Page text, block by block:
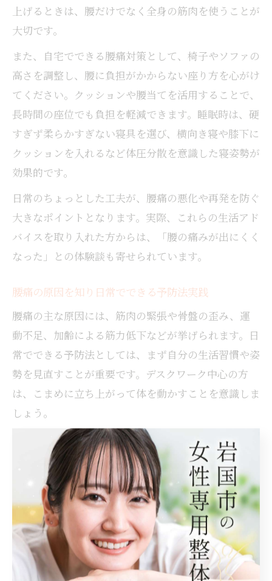
上げるときは、腰だけでなく全身の筋肉を使うことが
大切です。
また、自宅でできる腰痛対策として、椅子やソファの
高さを調整し、腰に負担がかからない座り方を心がけ
てください。クッションや腰当てを活用することで、
長時間の座位でも負担を軽減できます。睡眠時は、硬
すぎず柔らかすぎない寝具を選び、横向き寝や膝下に
クッションを入れるなど体圧分散を意識した寝姿勢が
効果的です。
日常のちょっとした工夫が、腰痛の悪化や再発を防ぐ
大きなポイントとなります。実際、これらの生活アド
バイスを取り入れた方からは、「腰の痛みが出にくく
なった」との体験談も寄せられています。
腰痛の原因を知り日常でできる予防法実践
腰痛の主な原因には、筋肉の緊張や骨盤の歪み、運
動不足、加齢による筋力低下などが挙げられます。日
常でできる予防法としては、まず自分の生活習慣や姿
勢を見直すことが重要です。デスクワーク中心の方
は、こまめに立ち上がって体を動かすことを意識しま
しょう。
また、腰痛の引き金となる急な動きや無理な姿勢を避
けることも大切です。例えば、重いものを持つ際は膝
をしっかり曲げて持ち上げ、腰だけに負担をかけない
工夫をしましょう。さらに、腰回りの筋肉を強化する
簡単なエクササイズやストレッチも、毎日の予防に効
果的です。
実際に、岩国市の女性の中には「毎朝のストレッチで